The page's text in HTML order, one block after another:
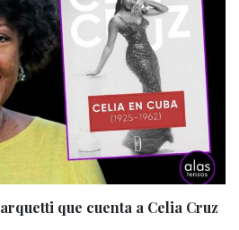
que cuenta a Celia Cruz